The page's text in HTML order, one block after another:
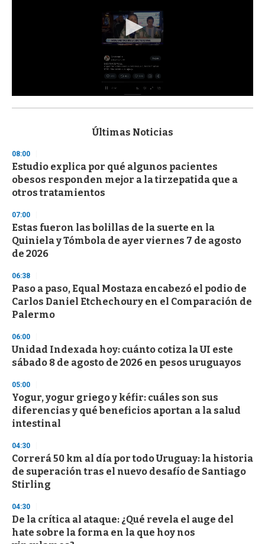
s
d
s
o
f
3
s
e
c
o
n
Últimas Noticias
08:00
Estudio explica por qué algunos pacientes
obesos responden mejor a la tirzepatida que a
otros tratamientos
07:00
Estas fueron las bolillas de la suerte en la
Quiniela y Tómbola de ayer viernes 7 de agosto
de 2026
06:38
Paso a paso, Equal Mostaza encabezó el podio de
Carlos Daniel Etchechoury en el Comparación de
Palermo
06:00
Unidad Indexada hoy: cuánto cotiza la UI este
sábado 8 de agosto de 2026 en pesos uruguayos
05:00
Yogur, yogur griego y kéfir: cuáles son sus
diferencias y qué beneficios aportan a la salud
intestinal
04:30
Correrá 50 km al día por todo Uruguay: la historia
de superación tras el nuevo desafío de Santiago
Stirling
04:30
De la crítica al ataque: ¿Qué revela el auge del
hate sobre la forma en la que hoy nos